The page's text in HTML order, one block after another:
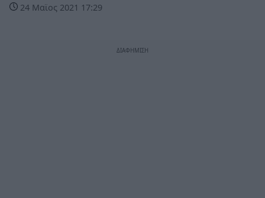
24 Μαϊος 2021 17:29